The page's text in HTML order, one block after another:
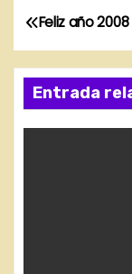
N
a
v
e
Feliz año 2008
Entrada